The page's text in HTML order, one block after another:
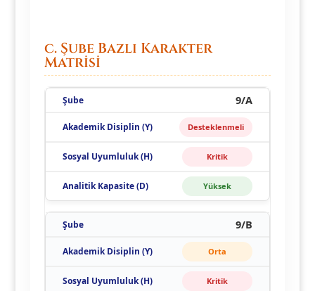
c. Şube Bazlı Karakter
Matrisi
9/A
Desteklenmeli
Kritik
Yüksek
9/B
Orta
Kritik